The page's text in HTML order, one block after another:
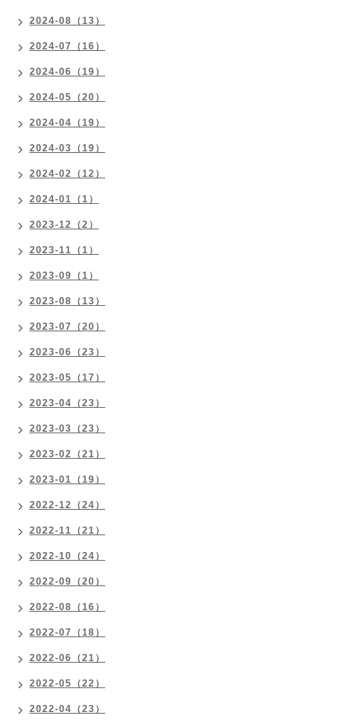
2024-08（13）
2024-07（16）
2024-06（19）
2024-05（20）
2024-04（19）
2024-03（19）
2024-02（12）
2024-01（1）
2023-12（2）
2023-11（1）
2023-09（1）
2023-08（13）
2023-07（20）
2023-06（23）
2023-05（17）
2023-04（23）
2023-03（23）
2023-02（21）
2023-01（19）
2022-12（24）
2022-11（21）
2022-10（24）
2022-09（20）
2022-08（16）
2022-07（18）
2022-06（21）
2022-05（22）
2022-04（23）